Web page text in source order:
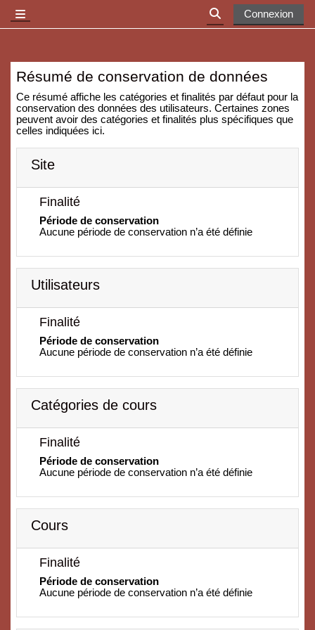
Panneau latéral
Activer/désactiver
Connexion
Résumé de conservation de données
Ce résumé affiche les catégories et finalités par défaut pour la
conservation des données des utilisateurs. Certaines zones
peuvent avoir des catégories et finalités plus spécifiques que
celles indiquées ici.
Site
Finalité
Période de conservation
Aucune période de conservation n’a été définie
Utilisateurs
Finalité
Période de conservation
Aucune période de conservation n’a été définie
Catégories de cours
Finalité
Période de conservation
Aucune période de conservation n’a été définie
Cours
Finalité
Période de conservation
Aucune période de conservation n’a été définie